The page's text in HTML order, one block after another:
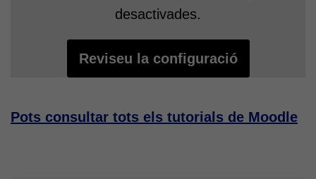
desactivades.
Reviseu la configuració
Pots consultar tots els tutorials de Moodle